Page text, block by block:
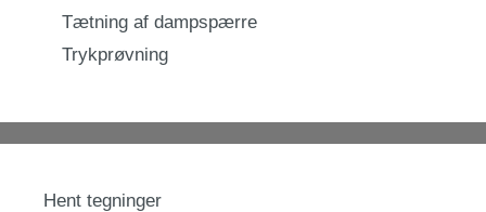
Tætning af dampspærre
Trykprøvning
Hent tegninger